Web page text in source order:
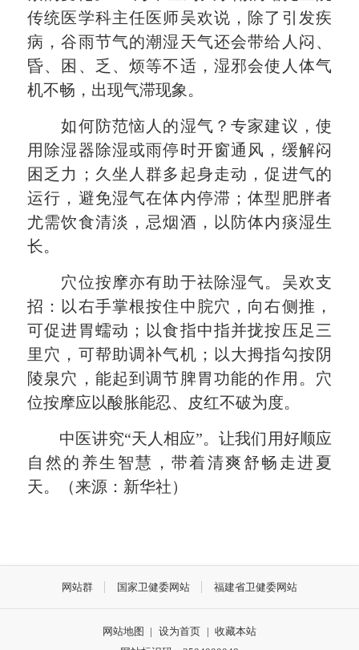
传统医学科主任医师吴欢说，除了引发疾
病，谷雨节气的潮湿天气还会带给人闷、
昏、困、乏、烦等不适，湿邪会使人体气
机不畅，出现气滞现象。
如何防范恼人的湿气？专家建议，使
用除湿器除湿或雨停时开窗通风，缓解闷
困 乏力；久坐人群多起身走动，促进气的
运行，避免湿气在体内停滞；体型 肥胖者
尤需饮食清淡，忌烟酒，以防体内痰湿生
长。
穴位按摩亦有助于祛除湿气。吴欢支
招：以右手掌根按住中脘穴，向右侧推，
可促进胃蠕动；以食指中指并拢按压足三
里穴，可帮助调补气机；以大拇指勾按阴
陵泉穴，能起到调节脾胃功能的作用。穴
位按摩应以酸胀能忍、皮红不破为度。
中医讲究“天人相应”。让我们用好顺应
自然的养生智慧，带着清爽舒畅走进夏
天。（来源：新华社）
网站群 国家卫健委网站 福建省卫健委网站
网站地图 | 设为首页 | 收藏本站